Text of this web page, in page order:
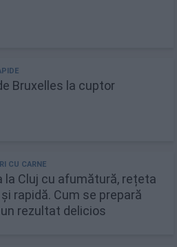
Bruxelles la cuptor
la Cluj cu afumătură, rețeta
rapidă. Cum se prepară
rezultat delicios